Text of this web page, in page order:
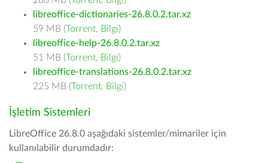
libreoffice-dictionaries-26.8.0.2.tar.xz
59 MB (Torrent, Bilgi)
libreoffice-help-26.8.0.2.tar.xz
51 MB (Torrent, Bilgi)
libreoffice-translations-26.8.0.2.tar.xz
225 MB (Torrent, Bilgi)
İşletim Sistemleri
LibreOffice 26.8.0 aşağıdaki sistemler/mimariler için
kullanılabilir durumdadır: